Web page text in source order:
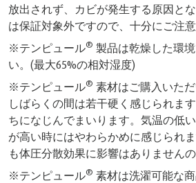
放出されず、カビが発生する原因と
は保証対象外ですので、十分にご注意
※テンピュール® 製品は乾燥した環
い。(最大65%の相対湿度)
※テンピュール® 素材はご購入いた
しばらくの間は若干硬く感じられま
ちになじんでまいります。気温の低
が高い時にはやわらかめに感じられ
も体圧分散効果に影響はありません
※テンピュール® 素材は洗濯可能な